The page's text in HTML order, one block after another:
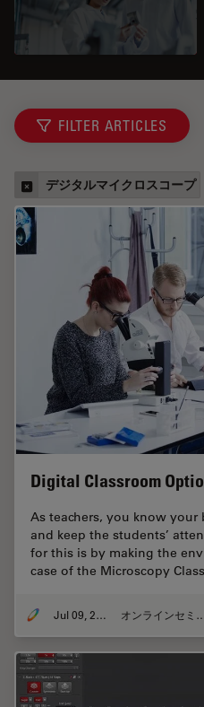
FILTER ARTICLES
デジタルマイクロスコープ
Digital Classroom
As teachers, you know your
and keep the students’
for this is by making the
case of the Microscopy
Jul 09, 2019 オンライン